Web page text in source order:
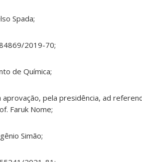
Spada;
2019-70;
de Química;
pela presidência, ad
Faruk Nome;
Simão;